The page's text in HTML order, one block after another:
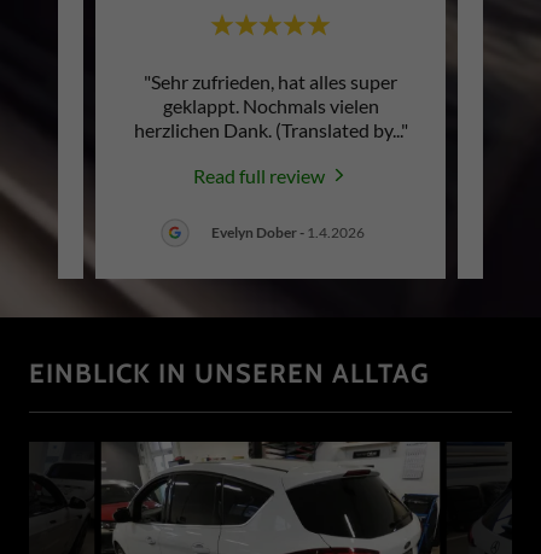
"Sehr zufrieden, hat alles super
geklappt. Nochmals vielen
herzlichen Dank. (Translated by..."
Read full review
Evelyn Dober- 1.4.2026
EINBLICK IN UNSEREN ALLTAG